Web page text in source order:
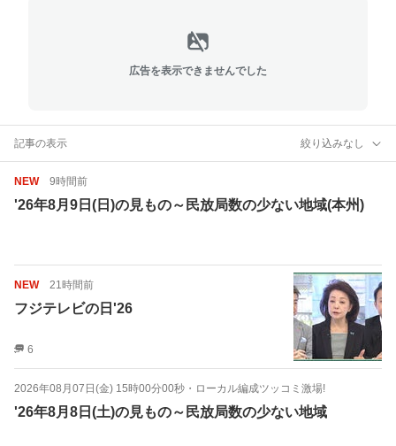
広告を表示できませんでした
記事の表示 絞り込みなし
NEW 9時間前
'26年8月9日(日)の見もの～民放局数の少ない地域(本州)
NEW 21時間前
フジテレビの日'26
6
2026年08月07日(金) 15時00分00秒 ・ ローカル編成ツッコミ激場!
'26年8月8日(土)の見もの～民放局数の少ない地域